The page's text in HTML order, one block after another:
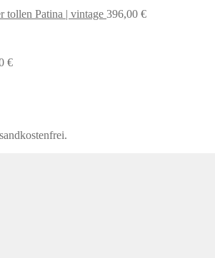
tollen Patina | vintage 396,00 €
€